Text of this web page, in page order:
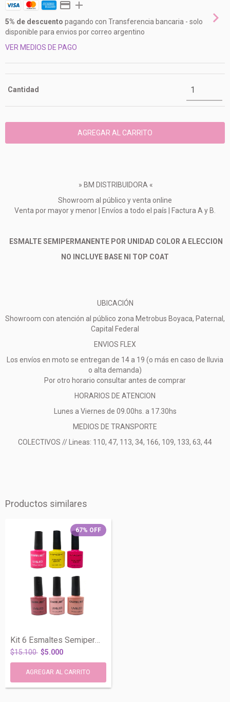
5% de descuento pagando con Transferencia bancaria - solo
disponible para envios por correo argentino
VER MEDIOS DE PAGO
Cantidad
» BM DISTRIBUIDORA «
Showroom al público y venta online
Venta por mayor y menor | Envíos a todo el país | Factura A y B.
ESMALTE SEMIPERMANENTE POR UNIDAD COLOR A ELECCION
NO INCLUYE BASE NI TOP COAT
UBICACIÓN
Showroom con atención al público zona Metrobus Boyaca, Paternal,
Capital Federal
ENVIOS FLEX
Los envíos en moto se entregan de 14 a 19 (o más en caso de lluvia
o alta demanda)
Por otro horario consultar antes de comprar
HORARIOS DE ATENCION
Lunes a Viernes de 09.00hs. a 17.30hs
MEDIOS DE TRANSPORTE
COLECTIVOS // Lineas: 110, 47, 113, 34, 166, 109, 133, 63, 44
Productos similares
67% OFF
$15.100 $5.000